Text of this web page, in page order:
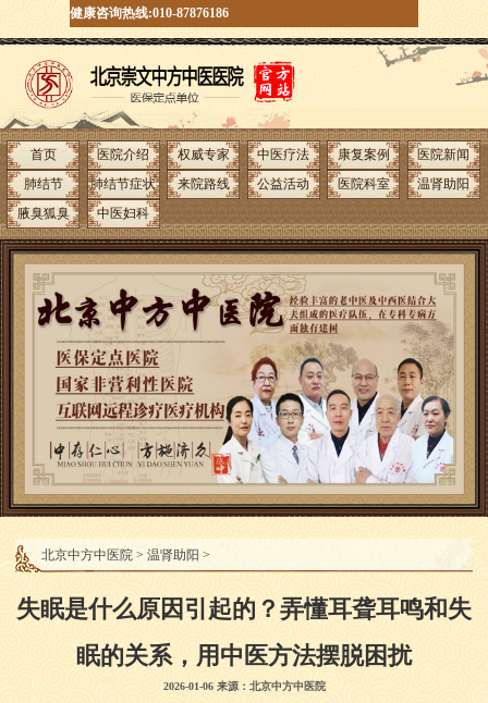
健康咨询热线:010-87876186
首页 医院介绍 权威专家 中医疗法 康复案例
医院新闻
肺结节
肺结节症状 来院路线 公益活动 医院科室
温肾助阳
腋臭狐臭
中医妇科
北京中方中医院 > 温肾助阳 >
失眠是什么原因引起的？弄懂耳聋耳鸣和失
眠的关系，用中医方法摆脱困扰
2026-01-06 来源：北京中方中医院